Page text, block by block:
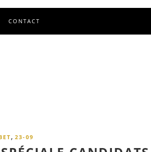
CONTACT
, 23-09